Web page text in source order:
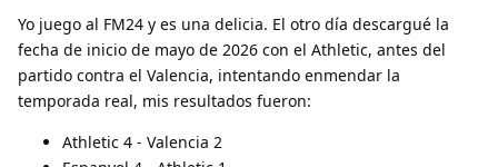
Yo juego al FM24 y es una delicia. El otro día descargué la
fecha de inicio de mayo de 2026 con el Athletic, antes del
partido contra el Valencia, intentando enmendar la
temporada real, mis resultados fueron:
Athletic 4 - Valencia 2